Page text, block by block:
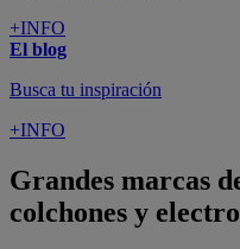
+INFO
El blog
Busca tu inspiración
+INFO
Grandes marcas
colchones y